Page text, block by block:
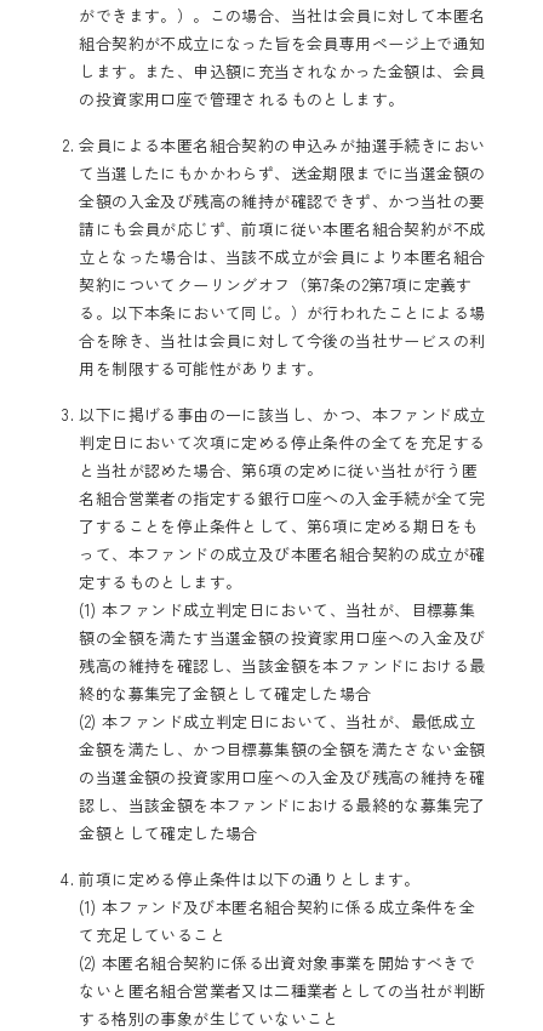
ができます。）。この場合、当社は会員に対して本匿名
組合契約が不成立になった旨を会員専用ページ上で通知
します。また、申込額に充当されなかった金額は、会員
の投資家用口座で管理されるものとします。
会員による本匿名組合契約の申込みが抽選手続きにおい
て当選したにもかかわらず、送金期限までに当選金額の
全額の入金及び残高の維持が確認できず、かつ当社の要
請にも会員が応じず、前項に従い本匿名組合契約が不成
立となった場合は、当該不成立が会員により本匿名組合
契約についてクーリングオフ（第7条の2第7項に定義す
る。以下本条において同じ。）が行われたことによる場
合を除き、当社は会員に対して今後の当社サービスの利
用を制限する可能性があります。
以下に掲げる事由の一に該当し、かつ、本ファンド成立
判定日において次項に定める停止条件の全てを充足する
と当社が認めた場合、第6項の定めに従い当社が行う匿
名組合営業者の指定する銀行口座への入金手続が全て完
了することを停止条件として、第6項に定める期日をも
って、本ファンドの成立及び本匿名組合契約の成立が確
定するものとします。
(1) 本ファンド成立判定日において、当社が、目標募集
額の全額を満たす当選金額の投資家用口座への入金及び
残高の維持を確認し、当該金額を本ファンドにおける最
終的な募集完了金額として確定した場合
(2) 本ファンド成立判定日において、当社が、最低成立
金額を満たし、かつ目標募集額の全額を満たさない金額
の当選金額の投資家用口座への入金及び残高の維持を確
認し、当該金額を本ファンドにおける最終的な募集完了
金額として確定した場合
前項に定める停止条件は以下の通りとします。
(1) 本ファンド及び本匿名組合契約に係る成立条件を全
て充足していること
(2) 本匿名組合契約に係る出資対象事業を開始すべきで
ないと匿名組合営業者又は二種業者としての当社が判断
する格別の事象が生じていないこと